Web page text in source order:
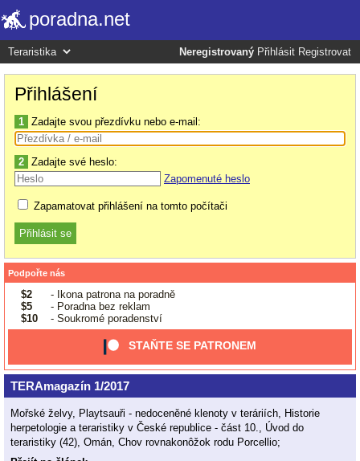
poradna.net
Neregistrovaný Přihlásit Registrovat
Přihlášení
1 Zadajte svou přezdívku nebo e-mail:
2 Zadajte své heslo:
Zapomenuté heslo
Zapamatovat přihlášení na tomto počítači
Podpořte nás
$2
- Ikona patrona na poradně
$5
- Poradna bez reklam
$10
- Soukromé poradenství
STAŇTE SE PATRONEM
TERAmagazín 1/2017
Mořské želvy, Playtsauři - nedoceněné klenoty v teráriích, Historie
herpetologie a teraristiky v České republice - část 10., Úvod do
teraristiky (42), Omán, Chov rovnakonôžok rodu Porcellio;